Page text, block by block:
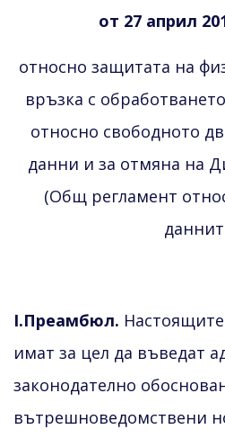
от 27 април
относно защитата на
връзка с
относно свободното
данни и за отмяна на
(Общ регламент
I.Преамбюл.
имат за цел да въведат
законодателно
вътрешноведомствени